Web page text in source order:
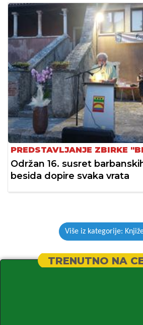
PREDSTAVLJANJE ZBIRKE
Održan 16. susret
besida dopire svaka vrata
Više iz kategorije:
TRENUTNO NA